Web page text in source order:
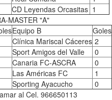
CD Leyendas Orcasitas 1
MASTER "A"
Equipo B
Goles
Clínica Mariscal Cáceres 2
Sport Amigos del Valle
0
Canaria FC-ASCRA
0
Las Américas FC
1
Sporting Ayacucho
0
al Cel. 966650113